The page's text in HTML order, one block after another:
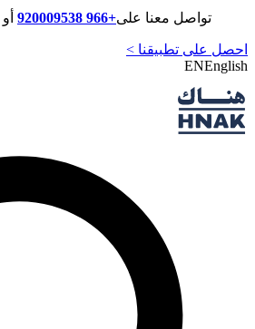
تواصل معنا على+966 920009538 أو
احصل على تطبيقنا >
ENEnglish